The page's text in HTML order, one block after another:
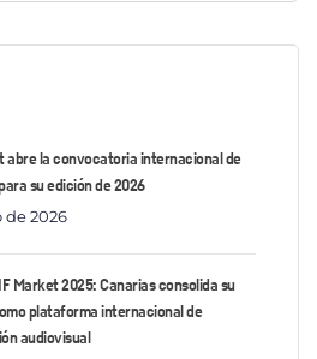
abre la convocatoria internacional de
su edición de 2026
de 2026
Market 2025: Canarias consolida su
plataforma internacional de
audiovisual